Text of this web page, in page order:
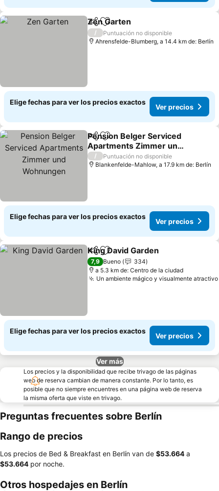
CompartirAgregar a favoritos
Zen Garten
/
Puntuación no disponible
Ahrensfelde-Blumberg, a 14.4 km de: Berlín
Elige fechas para ver los precios exactos
Ver precios
CompartirAgregar a favoritos
Pension Belger Serviced
Apartments Zimmer und
Wohnungen
Ver precios
/
Puntuación no disponible
Blankenfelde-Mahlow, a 17.9 km de: Berlín
Elige fechas para ver los precios exactos
Ver precios
CompartirAgregar a favoritos
King David Garden
7,9 Bueno
334
a 5.3 km de: Centro de la ciudad
Un ambiente mágico y visualmente atractivo
Elige fechas para ver los precios exactos
Ver precios
Ver más
Los precios y la disponibilidad que recibe trivago de las páginas
web de reserva cambian de manera constante. Por lo tanto, es
posible que no siempre encuentres en una página web de reserva
la misma oferta que viste en trivago.
Preguntas frecuentes sobre Berlín
Rango de precios
Los precios de Bed & Breakfast en Berlín van de ‎$53.664 a
‎$53.664 por noche.
Otros hospedajes en Berlín